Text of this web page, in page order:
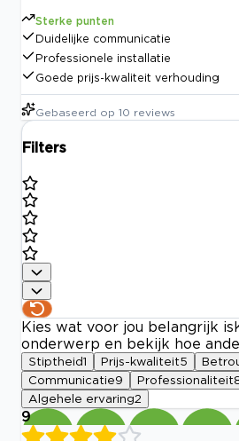
Sterke punten
Duidelijke communicatie
Professionele installatie
Goede prijs-kwaliteit verhouding
Gebaseerd op 10 reviews
Filters
Kies wat voor jou belangrijk is
onderwerp en bekijk hoe
Stiptheid1 Prijs-kwaliteit5
Communicatie9 Professionaliteit
Algehele ervaring2
9